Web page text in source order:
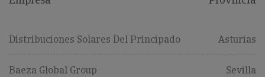
Distribuciones Solares Del Principado Asturias
Baeza Global Group Sevilla